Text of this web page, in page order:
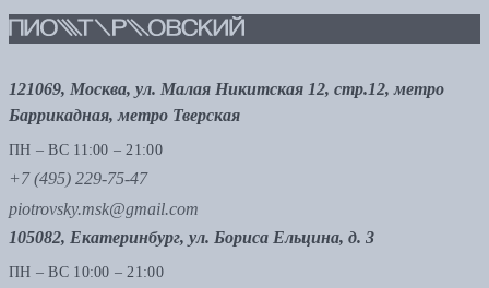
121069, Москва, ул. Малая Никитская 12, стр.12, метро
Баррикадная, метро Тверская
ПН – ВС 11:00 – 21:00
+7 (495) 229-75-47
piotrovsky.msk@gmail.com
105082, Екатеринбург, ул. Бориса Ельцина, д. 3
ПН – ВС 10:00 – 21:00